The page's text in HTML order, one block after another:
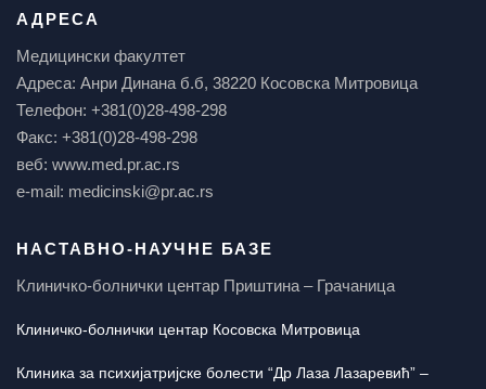
АДРЕСА
Медицински факултет
Адреса: Анри Динана б.б, 38220 Косовска Митровица
Телефон: +381(0)28-498-298
Факс: +381(0)28-498-298
веб: www.med.pr.ac.rs
e-mail: medicinski@pr.ac.rs
НАСТАВНО-НАУЧНЕ БАЗЕ
Клиничко-болнички центар Приштина – Грачаница
Клиничко-болнички центар Косовска Митровица
Клиника за психијатријске болести “Др Лаза Лазаревић” –